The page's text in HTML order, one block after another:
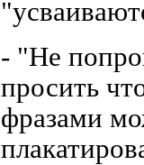
- "Не
просить
фразами